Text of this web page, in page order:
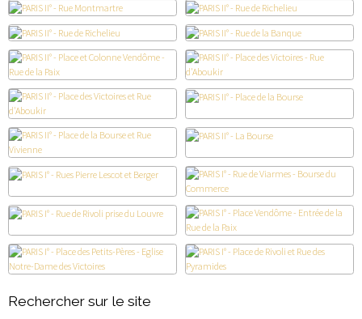
Rechercher sur le site